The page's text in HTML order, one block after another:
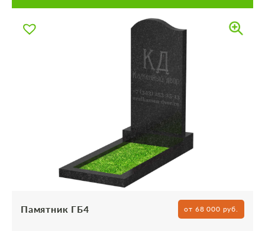
Памятник ГБ4 от 68 000 руб.